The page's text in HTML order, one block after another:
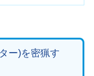
ー)を密猟す